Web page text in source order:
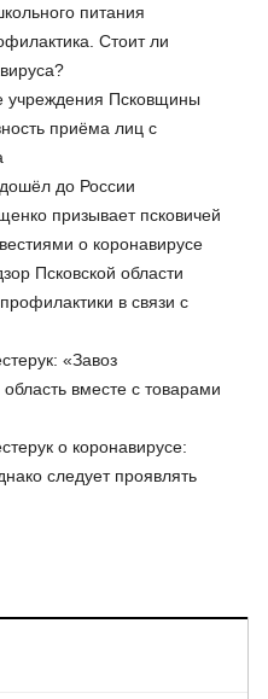
питания
Стоит ли
учреждения Псковщины
приёма лиц с
до России
призывает псковичей
о коронавирусе
Псковской области
в связи с
«Завоз
вместе с товарами
о коронавирусе:
следует проявлять